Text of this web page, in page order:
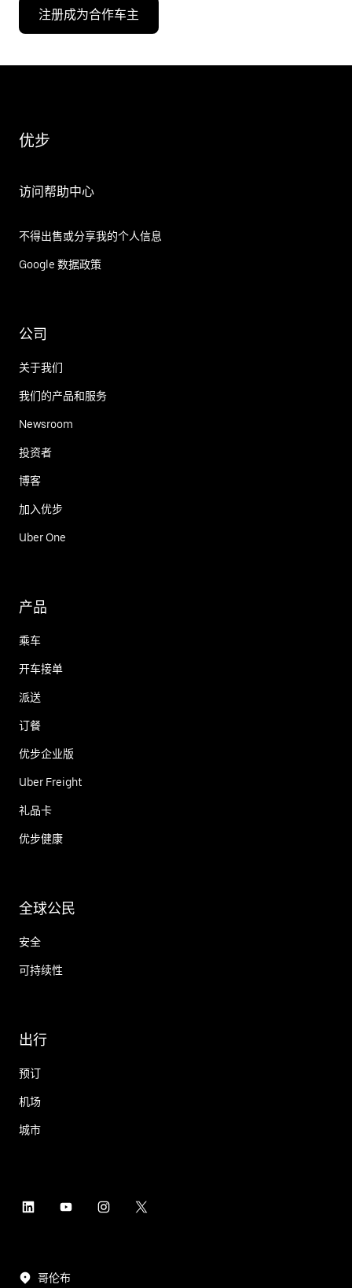
注册成为合作车主
优步
访问帮助中心
不得出售或分享我的个人信息
Google 数据政策
公司
关于我们
我们的产品和服务
Newsroom
投资者
博客
加入优步
Uber One
产品
乘车
开车接单
派送
订餐
优步企业版
Uber Freight
礼品卡
优步健康
全球公民
安全
可持续性
出行
预订
机场
城市
哥伦布